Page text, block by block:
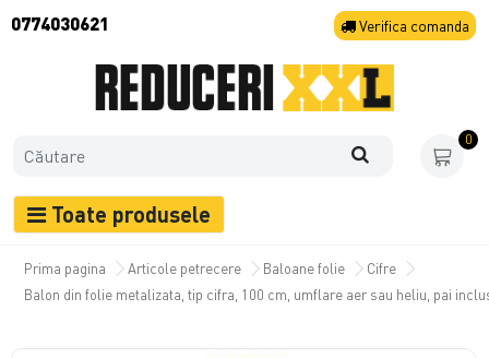
0774030621 Verifica comanda
0
Toate produsele
Prima pagina Articole petrecere Baloane folie
Cifre
Balon din folie metalizata, tip cifra, 100 cm, umflare aer sau heliu, pai